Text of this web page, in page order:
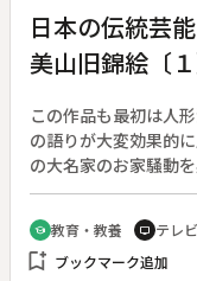
日本の伝統芸
美山旧錦絵〔１
この作品も最初は人
の語りが大変効果的
の大名家のお家騒動
て作られた。多賀家
義者の中老・尾上を
が多い。殊に草履打
いるところから「女
school 教育・教養 tv テレ
bookmark_add ブックマーク追加